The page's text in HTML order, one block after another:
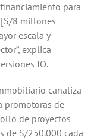
para
[S/8 millones
escala y
explica
IO.
canaliza
promotoras de
de proyectos
de S/250.000 cada